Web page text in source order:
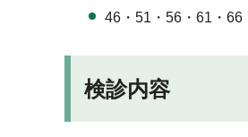
46・51・56・61・66
検診内容